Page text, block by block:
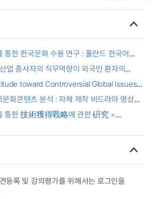
통한 한국문화 수용 연구 : 폴란드 한국어
= A Study on Cultural Acceptance of
Korean Cultural Content:
Language Learners in Poland
업 종사자의 직무역량이 외국인 환자의
toward Controversial Global Issues
of Moral Foundation Theory :
Citizenship Education in South
론을 통한 청소년의 논쟁적 글로벌 이슈에
의 세계시민교육에 대한 함의를 중심으로
화콘텐츠 분석 : 자체 제작 비드라마 영상을
통한 技術獲得戰略에 관한 硏究 =
등록 및 강의평가를 위해서는 로그인을